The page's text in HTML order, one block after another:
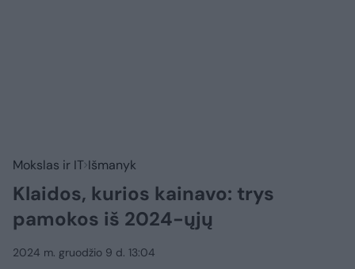
Mokslas ir IT Išmanyk
Klaidos, kurios kainavo: trys
pamokos iš 2024-ųjų
2024 m. gruodžio 9 d. 13:04